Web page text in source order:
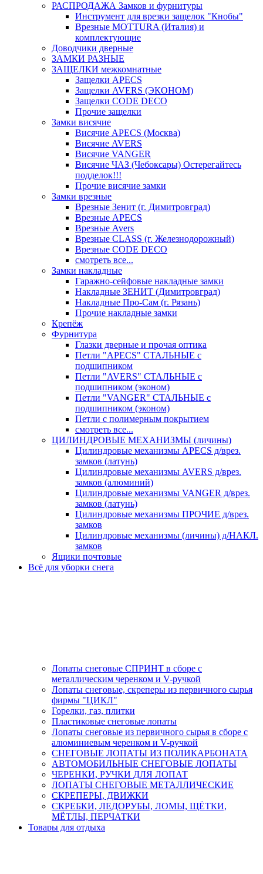
РАСПРОДАЖА Замков и фурнитуры
Инструмент для врезки защелок "Кнобы"
Врезные MOTTURA (Италия) и
комплектующие
Доводчики дверные
ЗАМКИ РАЗНЫЕ
ЗАЩЕЛКИ межкомнатные
Защелки APECS
Защелки AVERS (ЭКОНОМ)
Защелки CODE DECO
Прочие защелки
Замки висячие
Висячие APECS (Москва)
Висячие AVERS
Висячие VANGER
Висячие ЧАЗ (Чебоксары) Остерегайтесь
подделок!!!
Прочие висячие замки
Замки врезные
Врезные Зенит (г. Димитровград)
Врезные APECS
Врезные Avers
Врезные CLASS (г. Железнодорожный)
Врезные CODE DECO
смотреть все...
Замки накладные
Гаражно-сейфовые накладные замки
Накладные ЗЕНИТ (Димитровград)
Накладные Про-Сам (г. Рязань)
Прочие накладные замки
Крепёж
Фурнитура
Глазки дверные и прочая оптика
Петли "APECS" СТАЛЬНЫЕ с
подшипником
Петли "AVERS" СТАЛЬНЫЕ с
подшипником (эконом)
Петли "VANGER" СТАЛЬНЫЕ с
подшипником (эконом)
Петли с полимерным покрытием
смотреть все...
ЦИЛИНДРОВЫЕ МЕХАНИЗМЫ (личины)
Цилиндровые механизмы APECS д/врез.
замков (латунь)
Цилиндровые механизмы AVERS д/врез.
замков (алюминий)
Цилиндровые механизмы VANGER д/врез.
замков (латунь)
Цилиндровые механизмы ПРОЧИЕ д/врез.
замков
Цилиндровые механизмы (личины) д/НАКЛ.
замков
Ящики почтовые
Всё для уборки снега
Лопаты снеговые СПРИНТ в сборе с
металлическим черенком и V-ручкой
Лопаты снеговые, скреперы из первичного сырья
фирмы "ЦИКЛ"
Горелки, газ, плитки
Пластиковые снеговые лопаты
Лопаты снеговые из первичного сырья в сборе с
алюминиевым черенком и V-ручкой
СНЕГОВЫЕ ЛОПАТЫ ИЗ ПОЛИКАРБОНАТА
АВТОМОБИЛЬНЫЕ СНЕГОВЫЕ ЛОПАТЫ
ЧЕРЕНКИ, РУЧКИ ДЛЯ ЛОПАТ
ЛОПАТЫ СНЕГОВЫЕ МЕТАЛЛИЧЕСКИЕ
СКРЕПЕРЫ, ДВИЖКИ
СКРЕБКИ, ЛЕДОРУБЫ, ЛОМЫ, ЩЁТКИ,
МЁТЛЫ, ПЕРЧАТКИ
Товары для отдыха